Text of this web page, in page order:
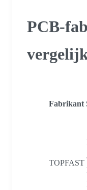
PCB-
Fabrikant
TOPFAST